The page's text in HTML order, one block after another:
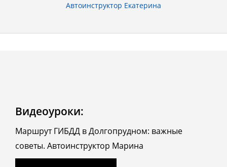
Автоинструктор Екатерина
Видеоуроки:
Маршрут ГИБДД в Долгопрудном: важные
советы. Автоинструктор Марина